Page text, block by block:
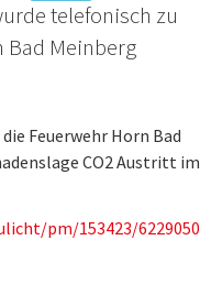
telefonisch zu
Bad Meinberg
Feuerwehr Horn Bad
CO2 Austritt im
pm/153423/6229050